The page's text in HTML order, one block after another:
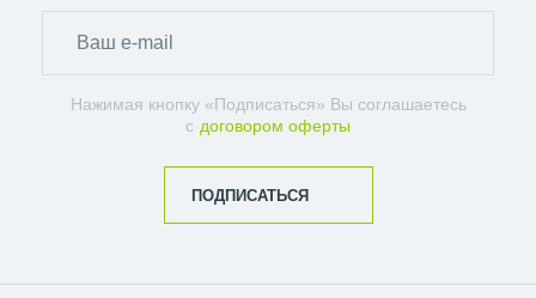
Нажимая кнопку «Подписаться» Вы соглашаетесь
с договором оферты
ПОДПИСАТЬСЯ